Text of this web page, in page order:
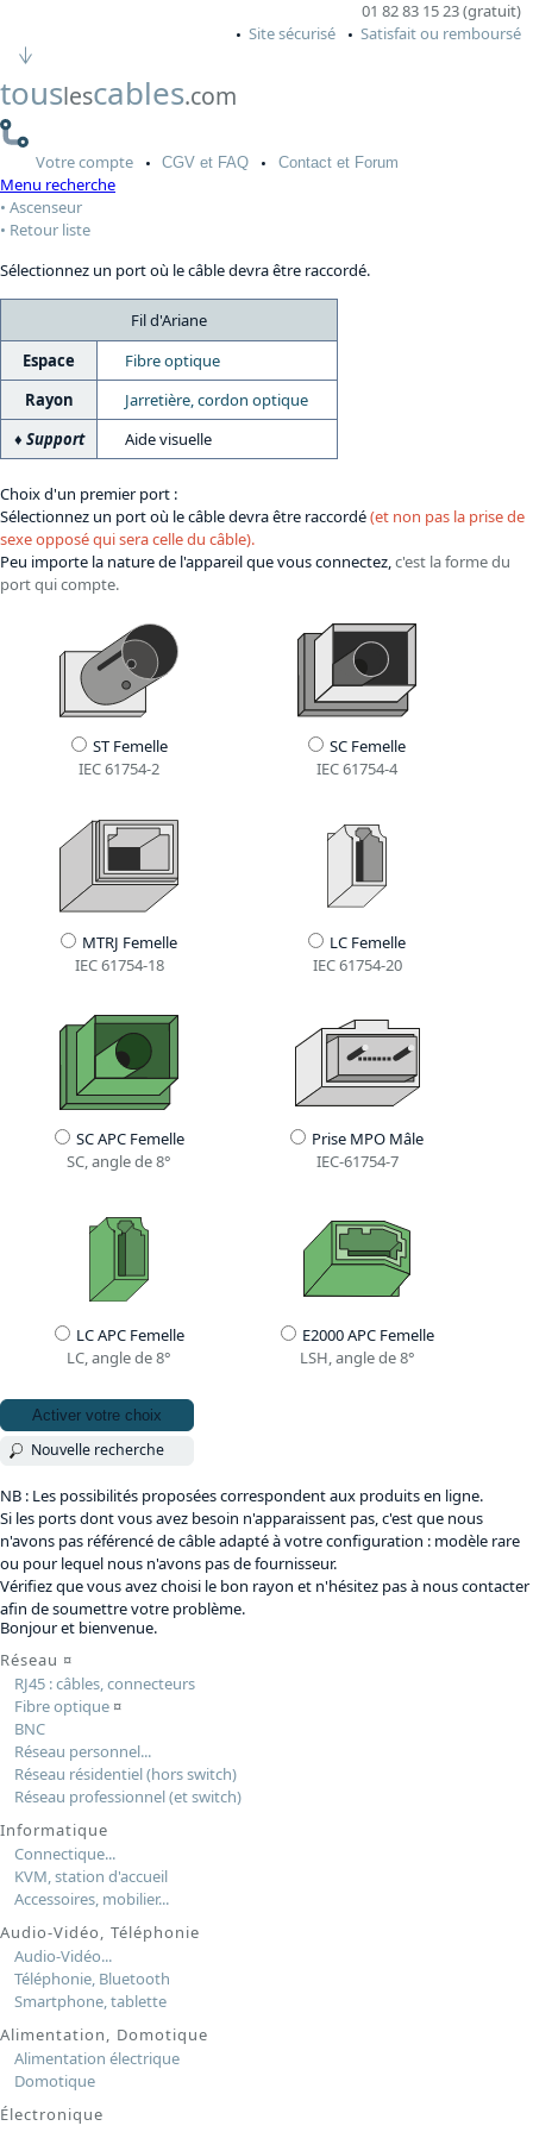
01 82 83 15 23 (gratuit)
Site sécurisé
Satisfait ou remboursé
touslescables.com
Votrecompte CGV et FAQ Contactet Forum
Menu recherche
Ascenseur
Retour liste
Sélectionnez un port où le câble devra être raccordé.
Fil d'Ariane
Espace
Fibre optique
Rayon
Jarretière, cordon optique
Support
Aide visuelle
Choix d'un premier port :
Sélectionnez un port où le câble devra être raccordé(et non pas la prise de
sexe opposé qui sera celle du câble).
Peu importe la nature de l'appareil que vous connectez,c'est la forme du
port qui compte.
ST Femelle
IEC 61754-2
SC Femelle
IEC 61754-4
MTRJ Femelle
IEC 61754-18
LC Femelle
IEC 61754-20
SC APC Femelle
SC, angle de 8°
Prise MPO Mâle
IEC-61754-7
LC APC Femelle
LC, angle de 8°
E2000 APC Femelle
LSH, angle de 8°
Activer votre choix
Nouvelle recherche
NB : Les possibilités proposées correspondent aux produits en ligne.
Si les ports dont vous avez besoin n'apparaissent pas, c'est que nous
n'avons pas référencé de câble adapté à votre configuration : modèle rare
ou pour lequel nous n'avons pas de fournisseur.
Vérifiez que vous avez choisi le bon rayon et n'hésitez pas à nous contacter
afin de soumettre votre problème.
Bonjour et bienvenue.
Réseau ¤
RJ45 : câbles, connecteurs
Fibre optique¤
BNC
Réseau personnel...
Réseau résidentiel (hors switch)
Réseau professionnel (et switch)
Informatique
Connectique...
KVM, station d'accueil
Accessoires, mobilier...
Audio-Vidéo, Téléphonie
Audio-Vidéo...
Téléphonie, Bluetooth
Smartphone, tablette
Alimentation, Domotique
Alimentation électrique
Domotique
Électronique